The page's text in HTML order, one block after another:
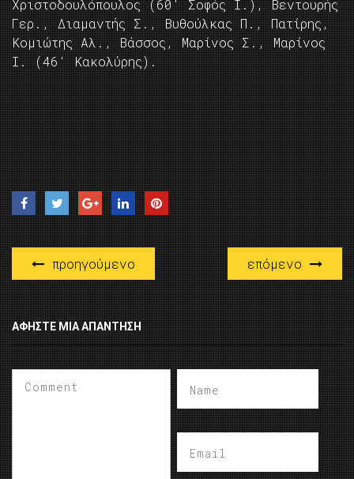
Χριστοδουλόπουλος (60′ Σοφός Ι.), Βεντουρής
Γερ., Διαμαντής Σ., Βυθούλκας Π., Πατίρης,
Κομιώτης Αλ., Βάσσος, Μαρίνος Σ., Μαρίνος
Ι. (46′ Κακολύρης).
προηγούμενο επόμενο
ΑΦΉΣΤΕ ΜΙΑ ΑΠΆΝΤΗΣΗ